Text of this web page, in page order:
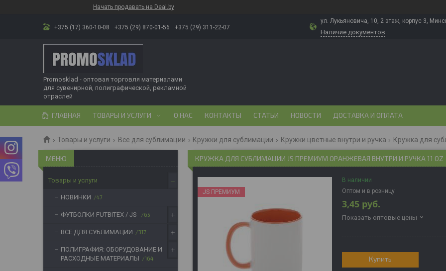
Начать продавать на Deal.by
+375 (17) 360-10-08 +375 (29) 870-01-56 +375 (29) 311-22-07
ул. Лукьяновича, 10, 2 этаж, корпус 3,
Наличие документов
Promosklad - оптовая торговля материалами
для сувенирной, полиграфической, рекламной
отраслей
ГЛАВНАЯ ТОВАРЫ И УСЛУГИ О НАС КОНТАКТЫ СТАТЬИ НОВОСТИ ДОСТАВКА И ОПЛАТА
Товары и услуги Все для сублимации Кружки для сублимации Кружки цветные внутри и ручка
КРУЖКА ДЛЯ СУБЛИМАЦИИ JS ПРЕМИУМ ОРАНЖЕВАЯ ВНУТРИ И РУЧКА 11 OZ
JS ПРЕМИУМ
В наличии
Оптом и в розницу
3,45 руб.
Показать оптовые цены
Купить
Товары и услуги
НОВИНКИ 47
ФУТБОЛКИ FUTBITEX / JS 65
ВСЕ ДЛЯ СУБЛИМАЦИИ 317
ПОЛИГРАФИЯ: ОБОРУДОВАНИЕ И
РАСХОДНЫЕ МАТЕРИАЛЫ
164